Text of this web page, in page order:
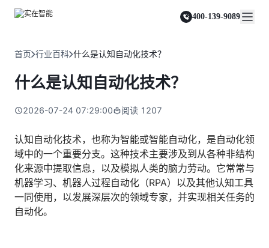
400-139-9089
人人都会用的智能体
智能文档审阅平台
实在 RPA 机器人
可靠的机器人终端
实在 RPA 控制器
全面支持国产信创生态
实在取数宝
一键提数整合，洞察更高效
通信运营商
零售电商
政府及公共服务
能源及制造业
医药行业
更多行业客户
金融
运营商
政府
统计税务 | 行政审批 | 基层减负 | 优化营商
烟草
资质审核 | 合同审核 | 一项一卷 | 智慧人力
制造业
资源与支持
智能体市场
合作伙伴
客户支持
关于实在
媒体报道
视频动态
加入我们
首页 行业百科 什么是认知自动化技术？
什么是认知自动化技术？
2026-07-24 07:29:00 阅读 1207
认知自动化技术，也称为智能或智能自动化，是自动化领
域中的一个重要分支。这种技术主要涉及到从各种非结构
化来源中提取信息，以及模拟人类的脑力劳动。它常常与
机器学习、机器人过程自动化（RPA）以及其他认知工具
一同使用，以发展深层次的领域专家，并实现相关任务的
自动化。